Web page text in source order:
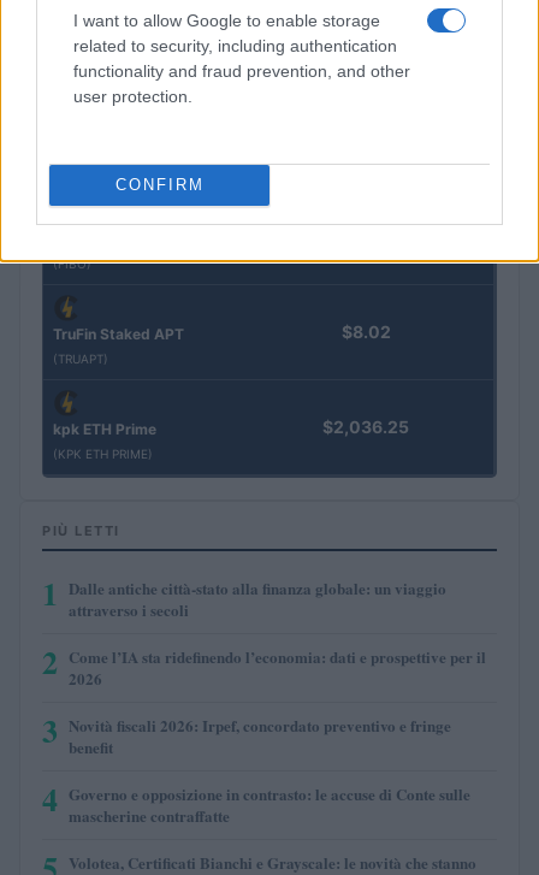
I want to allow Google to enable storage
related to security, including authentication
functionality and fraud prevention, and other
user protection.
CONFIRM
Vested XOR
(VXOR)
$3,407.11
(JDB)
(FIBO)
TruFin Staked APT
(TRUAPT)
$8.02
kpk ETH Prime
(KPK ETH PRIME)
$2,036.25
PIÙ LETTI
1
Dalle antiche città-stato alla finanza globale: un viaggio
attraverso i secoli
2 Come l’IA sta ridefinendo l’economia: dati e prospettive per il
2026
3 Novità fiscali 2026: Irpef, concordato preventivo e fringe
benefit
4 Governo e opposizione in contrasto: le accuse di Conte sulle
mascherine contraffatte
Volotea, Certificati Bianchi e Grayscale: le novità che stanno